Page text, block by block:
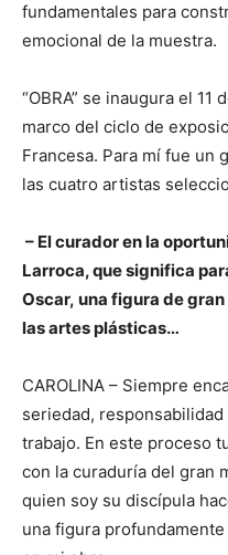
fundamentales para
emocional de la muestra.
“OBRA” se inaugura el
marco del ciclo de
Francesa. Para mí fue un
las cuatro artistas
– El curador en la
Larroca, que significa
Oscar, una figura de
las artes plásticas…
CAROLINA – Siempre
seriedad,
trabajo. En este proceso
con la curaduría del gran
quien soy su discípula
una figura